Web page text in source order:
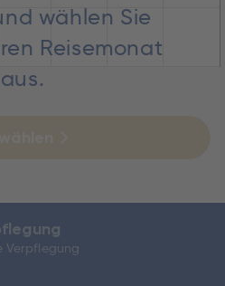
wählen Sie
Reisemonat
aus.
Verpflegung